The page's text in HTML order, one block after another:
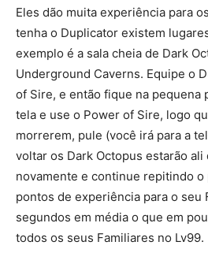
Eles dão muita experiência para
tenha o Duplicator existem
exemplo é a sala cheia de Dark
Underground Caverns. Equipe o
of Sire, e então fique na pequena
tela e use o Power of Sire, logo
morrerem, pule (você irá para a
voltar os Dark Octopus estarão ali
novamente e continue repitindo o
pontos de experiência para o seu
segundos em média o que em
todos os seus Familiares no Lv99.